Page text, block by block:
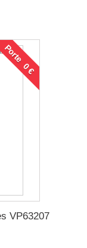
Porte 0 €
VP63207